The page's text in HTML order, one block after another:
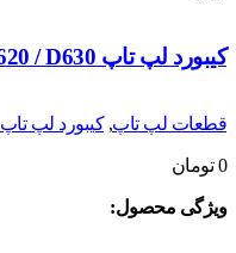
کیبورد لپ تاپ DELL Latitude D620 / D630
قطعات لپ تاپ,کیبورد لپ تاپ
0 تومان
ویژگی محصول: